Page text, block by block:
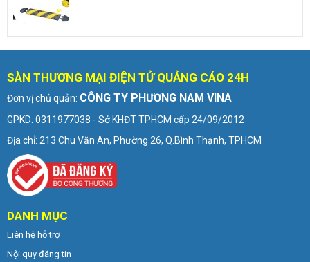
SÀN THƯƠNG MẠI ĐIỆN TỬ QUẢNG CÁO 24H
Đơn vị chủ quản: CÔNG TY PHƯƠNG NAM VINA
GPKD: 0311977038 - Sở KHĐT TPHCM cấp 24/09/2012
Địa chỉ: 213 Chu Văn An, Phường 26, Q.Bình Thạnh, TPHCM
DANH MỤC
Liên hệ hỗ trợ
Nội quy đăng tin